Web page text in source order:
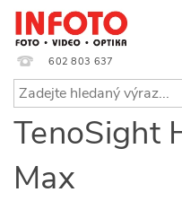
602 803 637
TenoSight
Max